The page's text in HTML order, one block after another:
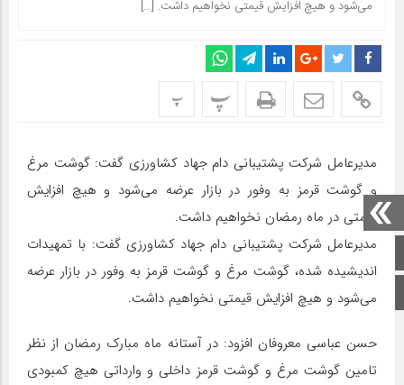
صفحه اصلی
اینستاگرام
می‌شود و هیچ افزایش قیمتی نخواهیم داشت. […]
پ پ
مدیرعامل شرکت پشتیبانی دام جهاد کشاورزی گفت: گوشت مرغ
و گوشت قرمز به وفور در بازار عرضه می‌شود و هیچ افزایش
قیمتی در ماه رمضان نخواهیم داشت.
مدیرعامل شرکت پشتیبانی دام جهاد کشاورزی گفت: با تمهیدات
اندیشیده شده، گوشت مرغ و گوشت قرمز به وفور در بازار عرضه
می‌شود و هیچ افزایش قیمتی نخواهیم داشت.
حسن عباسی معروفان افزود: در آستانه ماه مبارک رمضان از نظر
تامین گوشت مرغ و گوشت قرمز داخلی و وارداتی هیچ کمبودی